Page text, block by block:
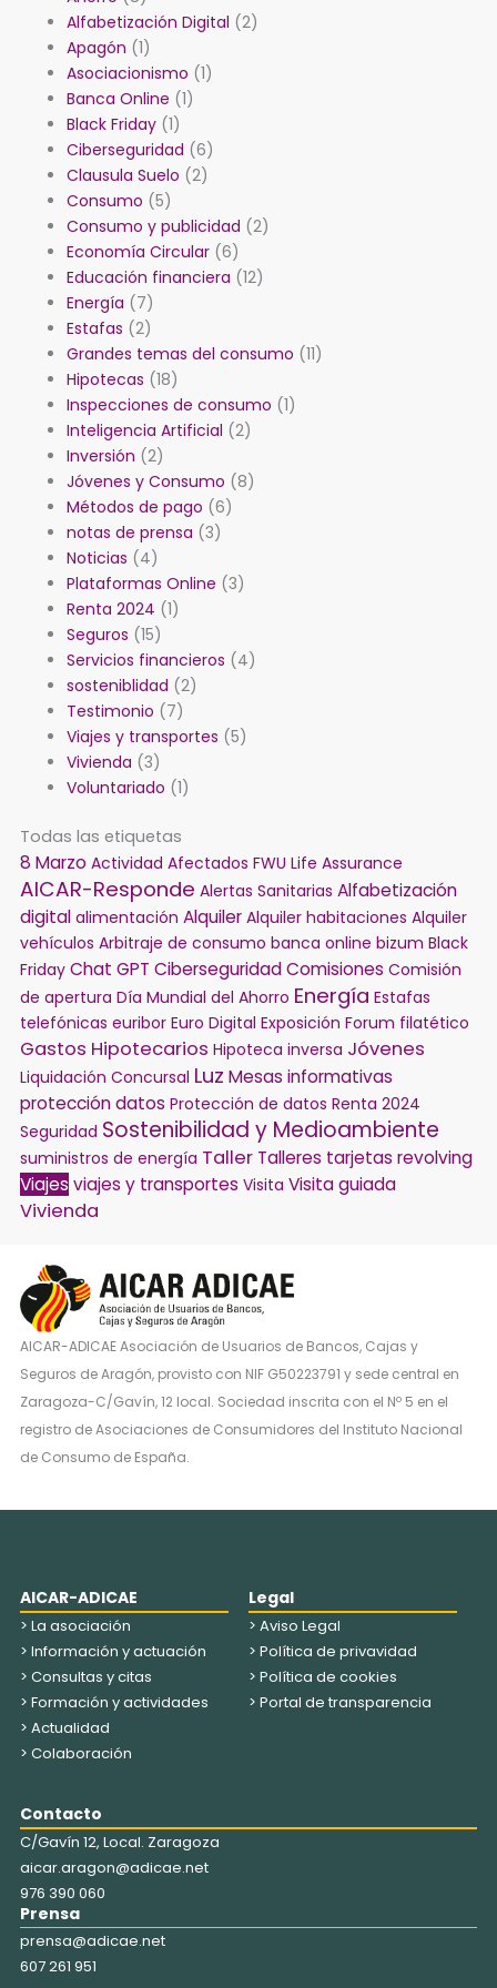
Alfabetización Digital (2)
Apagón (1)
Asociacionismo (1)
Banca Online (1)
Black Friday(1)
Ciberseguridad (6)
Clausula Suelo (2)
Consumo (5)
Consumo y publicidad (2)
Economía Circular(6)
Educación financiera (12)
Energía (7)
Estafas (2)
Grandes temas del consumo (11)
Hipotecas (18)
Inspecciones de consumo (1)
Inteligencia Artificial (2)
Inversión (2)
Jóvenes y Consumo (8)
Métodos de pago (6)
notas de prensa (3)
Noticias (4)
Plataformas Online (3)
Renta 2024 (1)
Seguros (15)
Servicios financieros (4)
sosteniblidad (2)
Testimonio (7)
Viajes y transportes (5)
Vivienda (3)
Voluntariado (1)
Todas las etiquetas
8 Marzo Actividad Afectados FWU Life Assurance
AICAR-Responde Alertas Sanitarias Alfabetización
digital alimentación Alquiler Alquiler habitaciones Alquiler
vehículos Arbitraje de consumo banca online bizum Black
Friday Chat GPT CiberseguridadComisiones Comisión
de apertura Día Mundial del Ahorro Energía Estafas
telefónicas euribor Euro Digital Exposición Forum filatético
Gastos Hipotecarios Hipoteca inversa Jóvenes
Liquidación Concursal Luz Mesas informativas
protección datos Protección de datos Renta 2024
Seguridad Sostenibilidad y Medioambiente
suministros de energía Taller Talleres tarjetas revolving
Viajes viajes y transportes Visita Visita guiada
Vivienda
AICAR-ADICAE Asociación de Usuarios de Bancos, Cajas y
Seguros de Aragón, provisto con NIF G50223791 y sede central en
Zaragoza-C/Gavín, 12 local. Sociedad inscrita con el Nº 5 en el
registro de Asociaciones de Consumidores del Instituto Nacional
de Consumo de España.
AICAR-ADICAE
> La asociación
> Información y actuación
> Consultas y citas
> Formación y actividades
> Actualidad
> Colaboración
Legal
> Aviso Legal
> Política de privavidad
> Política de cookies
> Portal de transparencia
Contacto
C/Gavín 12, Local. Zaragoza
aicar.aragon@adicae.net
976 390 060
Prensa
prensa@adicae.net
607 261 951